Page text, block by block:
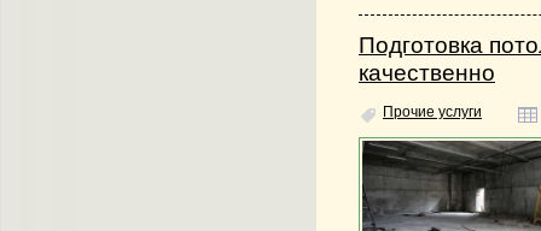
Подготовка
качественно
Прочие услуги